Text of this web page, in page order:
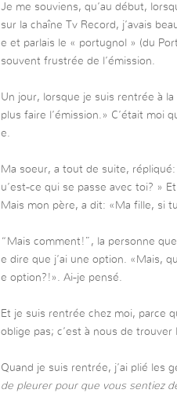
Je me souviens, qu’au début,
sur la chaîne Tv Record, j’avais
e et parlais le « portugnol » (du
souvent frustrée de l’émission.
Un jour, lorsque je suis rentrée à
plus faire l’émission.» C’était moi
e.
Ma soeur, a tout de suite,
u’est-ce qui se passe avec toi? »
Mais mon père, a dit: «Ma fille, si
“Mais comment!”, la personne
e dire que j’ai une option. «Mais,
e option?!». Ai-je pensé.
Et je suis rentrée chez moi, parce
oblige pas; c’est à nous de trouver
Quand je suis rentrée, j’ai plié les
de pleurer pour que vous sentiez